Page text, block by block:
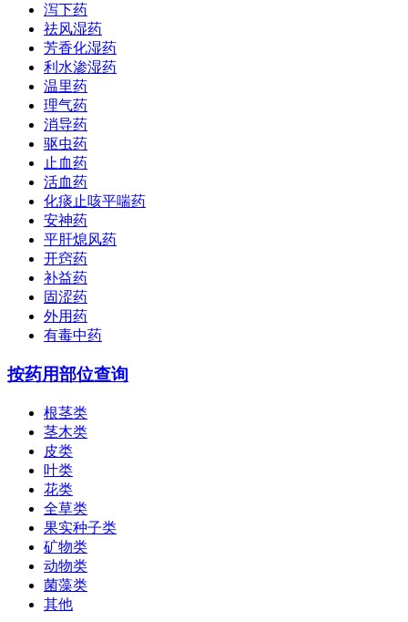
泻下药
祛风湿药
芳香化湿药
利水渗湿药
温里药
理气药
消导药
驱虫药
止血药
活血药
化痰止咳平喘药
安神药
平肝熄风药
开窍药
补益药
固涩药
外用药
有毒中药
按药用部位查询
根茎类
茎木类
皮类
叶类
花类
全草类
果实种子类
矿物类
动物类
菌藻类
其他